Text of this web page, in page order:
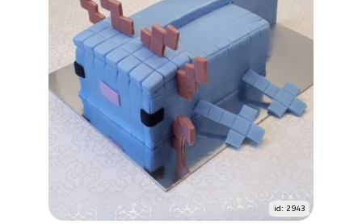
id: 2943